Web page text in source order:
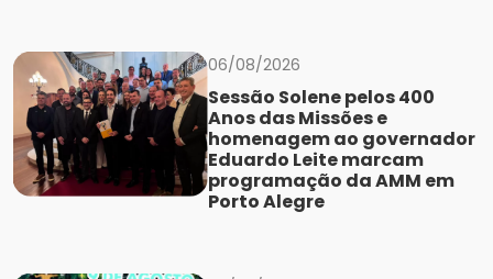
06/08/2026
Sessão Solene pelos 400
Anos das Missões e
homenagem ao governador
Eduardo Leite marcam
programação da AMM em
Porto Alegre